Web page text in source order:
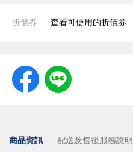
折價券 查看可使用的折價券
商品資訊 配送及售後服務說明